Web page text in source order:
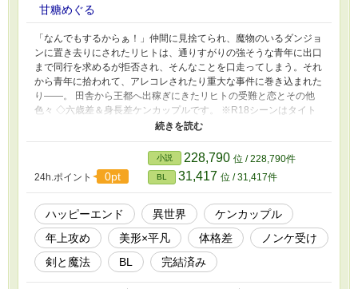
甘糖めぐる
「なんでもするからぁ！」仲間に見捨てられ、魔物のいるダンジョ
ンに置き去りにされたリヒトは、通りすがりの強そうな青年に出口
まで同行を求めるが拒否され、そんなことを口走ってしまう。それ
から青年に拾われて、アレコレされたり重大な事件に巻き込まれた
り――。 田舎から王都へ出稼ぎにきたリヒトの受難と恋とその他
色々 ◇六歳差＆身長差ケンカップルです。 ※R18シーンはタイト
ルに表記します。 ※戦闘による流血表現あり（描写は軽めですが
苦手な方はご注意ください）
24h.ポイント 0pt
小説 228,790 位 / 228,790件
BL 31,417 位 / 31,417件
ハッピーエンド 異世界
ケンカップル
年上攻め
美形×平凡 体格差
ノンケ受け
剣と魔法
BL 完結済み